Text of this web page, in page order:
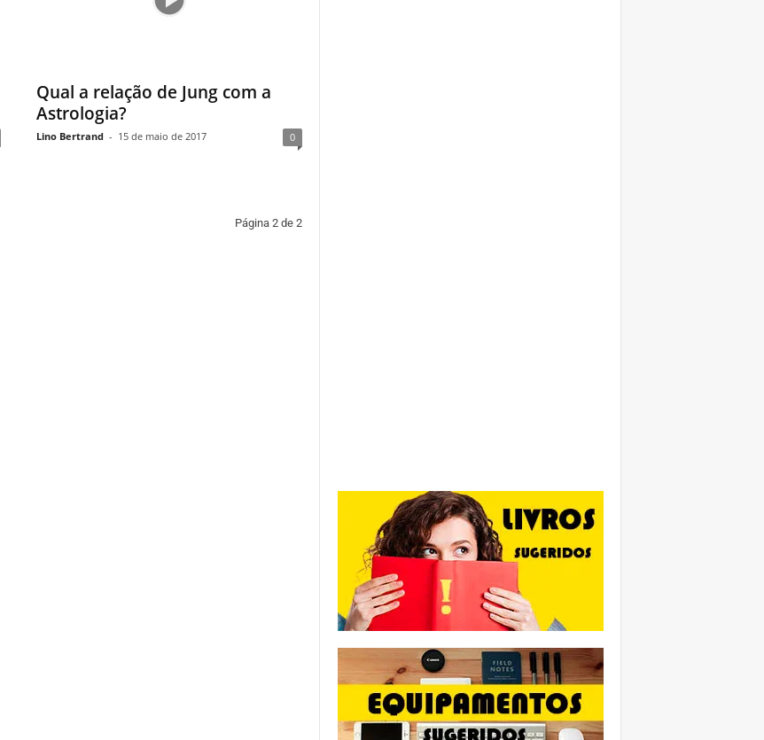
Qual a relação de Jung com a
Astrologia?
Lino Bertrand - 15 de maio de 2017 0
Página 2 de 2